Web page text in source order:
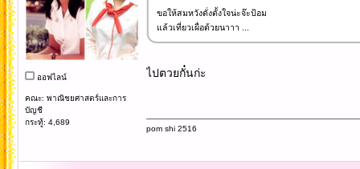
ออฟไลน์
คณะ: พาณิชยศาสตร์และการ
บัญชี
กระทู้: 4,689
ขอให้สมหวังดั่งตั้งใจน่ะจ๊ะป้อม
แล้วเที่ยวเผื่อด้วยนาาา ...
ไปตวยกั๋นก่ะ
pom shi 2516